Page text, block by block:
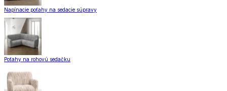
Napínacie poťahy na sedacie súpravy
Poťahy na rohovú sedačku